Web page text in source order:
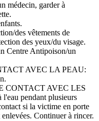
médecin, garder à
des vêtements de
des yeux/du visage.
Centre Antipoison/un
AVEC LA PEAU:
CONTACT AVEC LES
pendant plusieurs
si la victime en porte
Continuer à rincer.